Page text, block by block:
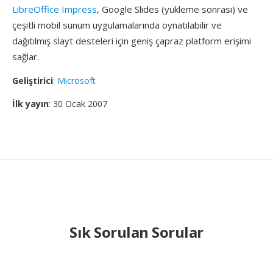
LibreOffice Impress, Google Slides (yükleme sonrası) ve
çeşitli mobil sunum uygulamalarında oynatılabilir ve
dağıtılmış slayt desteleri için geniş çapraz platform erişimi
sağlar.
Geliştirici: Microsoft
İlk yayın: 30 Ocak 2007
Sık Sorulan Sorular